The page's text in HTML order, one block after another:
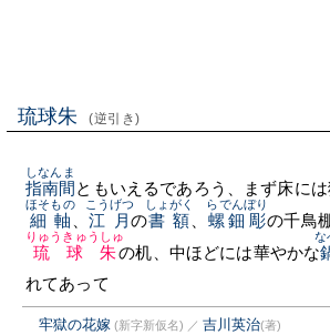
琉球朱 (逆引き)
指南間
しなんま
ともいえるであろう、まず床に
細軸
ほそもの
江月
こうげつ
の書額
しょがく
螺鈿彫
らでんぼり
の千鳥
琉球朱
りゅうきゅうしゅ
の机、中ほどには華やかな
な
れてあって
牢獄の花嫁 (新字新仮名) ／ 吉川英治(著)